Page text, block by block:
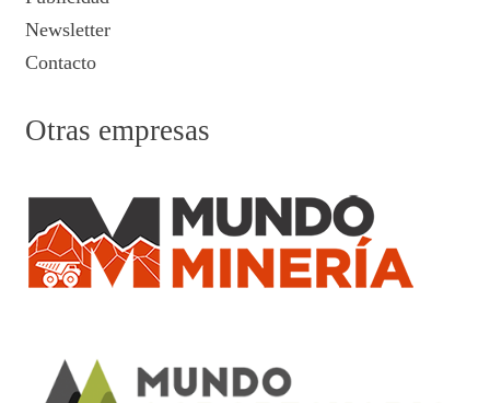
Newsletter
Contacto
Otras empresas